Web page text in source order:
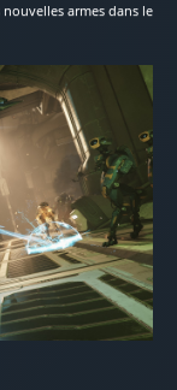
nouvelles armes dans le